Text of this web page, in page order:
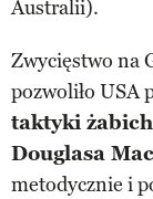
Australii).
Zwycięstwo na
pozwoliło USA
taktyki
Douglasa
metodycznie i